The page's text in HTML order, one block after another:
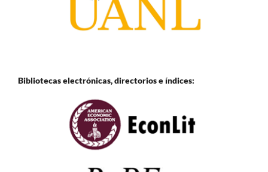
Bibliotecas electrónicas, directorios e índices: